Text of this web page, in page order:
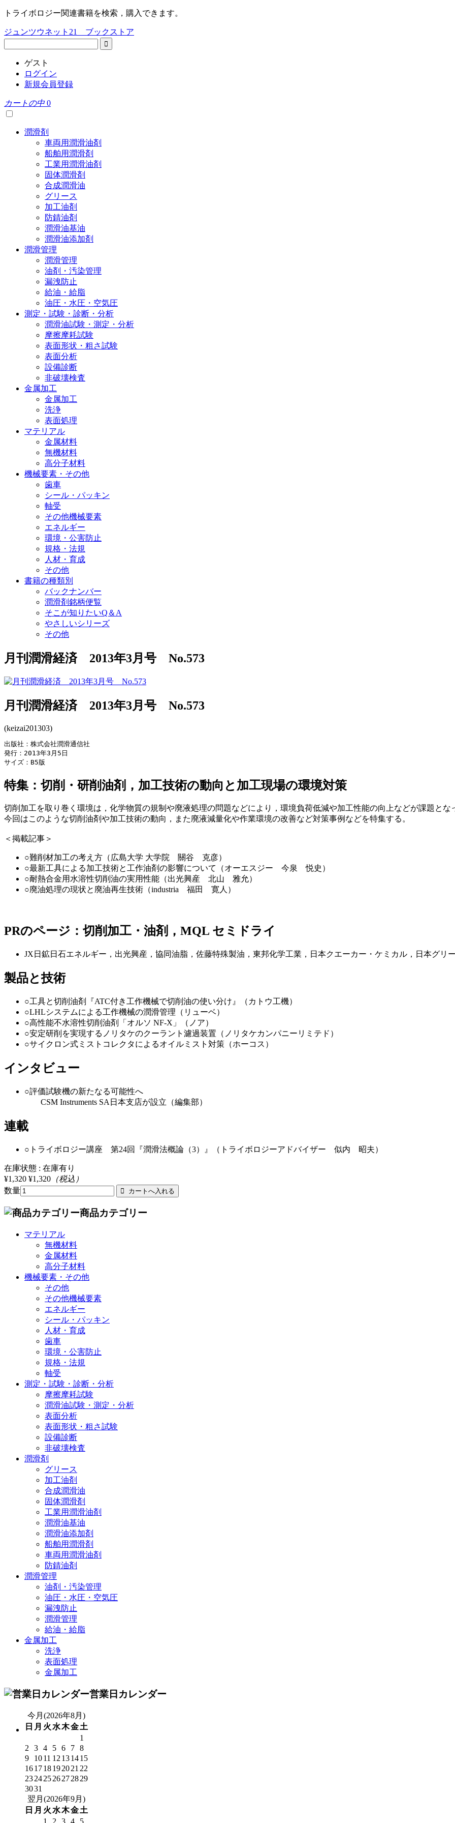
トライボロジー関連書籍を検索，購入できます。
ジュンツウネット21 ブックストア
ゲスト
ログイン
新規会員登録
カートの中 0
潤滑剤
車両用潤滑油剤
船舶用潤滑剤
工業用潤滑油剤
固体潤滑剤
合成潤滑油
グリース
加工油剤
防錆油剤
潤滑油基油
潤滑油添加剤
潤滑管理
潤滑管理
油剤・汚染管理
漏洩防止
給油・給脂
油圧・水圧・空気圧
測定・試験・診断・分析
潤滑油試験・測定・分析
摩擦摩耗試験
表面形状・粗さ試験
表面分析
設備診断
非破壊検査
金属加工
金属加工
洗浄
表面処理
マテリアル
金属材料
無機材料
高分子材料
機械要素・その他
歯車
シール・パッキン
軸受
その他機械要素
エネルギー
環境・公害防止
規格・法規
人材・育成
その他
書籍の種類別
バックナンバー
潤滑剤銘柄便覧
そこが知りたいQ＆A
やさしいシリーズ
その他
月刊潤滑経済 2013年3月号 No.573
月刊潤滑経済 2013年3月号 No.573
(keizai201303)
出版社：株式会社潤滑通信社
発行：2013年3月5日
サイズ：B5版
特集：切削・研削油剤，加工技術の動向と加工現場の環境対策
切削加工を取り巻く環境は，化学物質の規制や廃液処理の問題などにより，環境負荷低減や加工性能の向上などが課題とな
今回はこのような切削油剤や加工技術の動向，また廃液減量化や作業環境の改善など対策事例などを特集する。
＜掲載記事＞
○難削材加工の考え方（広島大学 大学院 關谷 克彦）
○最新工具による加工技術と工作油剤の影響について（オーエスジー 今泉 悦史）
○耐熱合金用水溶性切削油の実用性能（出光興産 北山 雅允）
○廃油処理の現状と廃油再生技術（industria 福田 寛人）
PRのページ：切削加工・油剤，MQL セミドライ
JX日鉱日石エネルギー，出光興産，協同油脂，佐藤特殊製油，東邦化学工業，日本クエーカー・ケミカル，日本グリ
製品と技術
○工具と切削油剤『ATC付き工作機械で切削油の使い分け』（カトウ工機）
○LHLシステムによる工作機械の潤滑管理（リューベ）
○高性能不水溶性切削油剤「オルソ NF-X」（ノア）
○安定研削を実現するノリタケのクーラント濾過装置（ノリタケカンパニーリミテド）
○サイクロン式ミストコレクタによるオイルミスト対策（ホーコス）
インタビュー
○評価試験機の新たなる可能性へ
CSM Instruments SA日本支店が設立（編集部）
連載
○トライボロジー講座 第24回『潤滑法概論（3）』（トライボロジーアドバイザー 似内 昭夫）
在庫状態 : 在庫有り
¥1,320 ¥1,320 （税込）
数量
商品カテゴリー
マテリアル
無機材料
金属材料
高分子材料
機械要素・その他
その他
その他機械要素
エネルギー
シール・パッキン
人材・育成
歯車
環境・公害防止
規格・法規
軸受
測定・試験・診断・分析
摩擦摩耗試験
潤滑油試験・測定・分析
表面分析
表面形状・粗さ試験
設備診断
非破壊検査
潤滑剤
グリース
加工油剤
合成潤滑油
固体潤滑剤
工業用潤滑油剤
潤滑油基油
潤滑油添加剤
船舶用潤滑剤
車両用潤滑油剤
防錆油剤
潤滑管理
油剤・汚染管理
油圧・水圧・空気圧
漏洩防止
潤滑管理
給油・給脂
金属加工
洗浄
表面処理
金属加工
営業日カレンダー
今月(2026年8月)
日 月 火 水木金土
1
2
3 4 5 6 7 8
9
1011 12 131415
161718192021 22
23242526272829
3031
翌月(2026年9月)
日 月 火 水木金土
1
2 3 4 5